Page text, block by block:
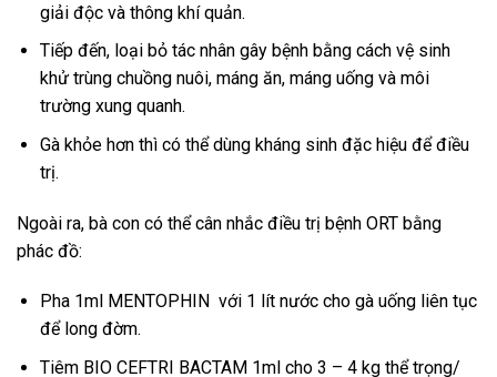
giải độc và thông khí quản.
Tiếp đến, loại bỏ tác nhân gây bệnh bằng cách vệ sinh
khử trùng chuồng nuôi, máng ăn, máng uống và môi
trường xung quanh.
Gà khỏe hơn thì có thể dùng kháng sinh đặc hiệu để điều
trị.
Ngoài ra, bà con có thể cân nhắc điều trị bệnh ORT bằng
phác đồ:
Pha 1ml MENTOPHIN với 1 lít nước cho gà uống liên tục
để long đờm.
Tiêm BIO CEFTRI BACTAM 1ml cho 3 – 4 kg thể trọng/